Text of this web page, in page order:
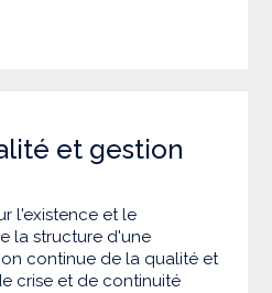
et gestion
l'existence et le
la structure d'une
continue de la qualité et
crise et de continuité